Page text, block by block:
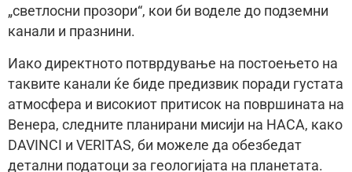
„светлосни прозори“, кои би воделе до подземни
канали и празнини.
Иако директното потврдување на постоењето на
таквите канали ќе биде предизвик поради густата
атмосфера и високиот притисок на површината на
Венера, следните планирани мисиjи на НАСА, како
DAVINCI и VERITAS, би можеле да обезбедат
детални податоци за геологијата на планетата.